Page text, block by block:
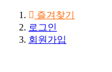
즐겨찾기
로그인
회원가입